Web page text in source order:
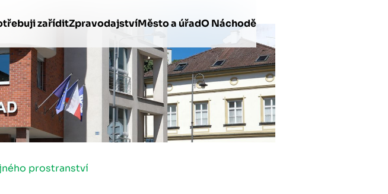
zaříditZpravodajstvíMěsto a úřadO Náchodě
prostranství